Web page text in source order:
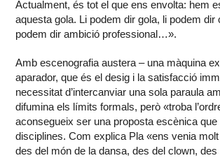
Actualment, és tot el que ens envolta: hem
aquesta gola. Li podem dir gola, li podem
podem dir ambició professional…».
Amb escenografia austera – una màquina
aparador, que és el desig i la satisfacció
necessitat d’intercanviar una sola paraula
difumina els límits formals, però «troba
aconsegueix ser una proposta escènica
disciplines. Com explica Pla «ens venia
des del món de la dansa, des del clown, des